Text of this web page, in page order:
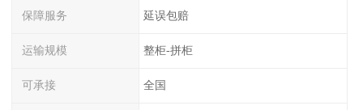
保障服务 延误包赔
运输规模 整柜-拼柜
可承接 全国